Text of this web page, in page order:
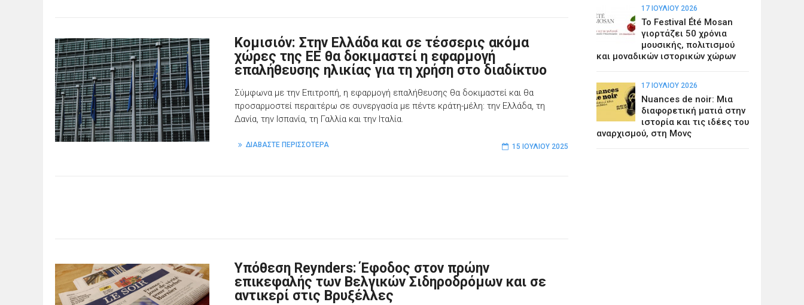
Κομισιόν: Στην Ελλάδα και σε τέσσερις ακόμα
χώρες της ΕΕ θα δοκιμαστεί η εφαρμογή
επαλήθευσης ηλικίας για τη χρήση στο διαδίκτυο
Σύμφωνα με την Επιτροπή, η εφαρμογή επαλήθευσης θα δοκιμαστεί και θα
προσαρμοστεί περαιτέρω σε συνεργασία με πέντε κράτη-μέλη: την Ελλάδα, τη
Δανία, την Ισπανία, τη Γαλλία και την Ιταλία.
ΔΙΑΒΑΣΤΕ ΠΕΡΙΣΣΟΤΕΡΑ 15 ΙΟΥΛΊΟΥ 2025
Υπόθεση Reynders: Έφοδος στον πρώην
επικεφαλής των Βελγικών Σιδηροδρόμων και σε
αντικερί στις Βρυξέλλες
17 ΙΟΥΛΊΟΥ 2026
Το Festival Été Mosan
γιορτάζει 50 χρόνια
μουσικής, πολιτισμού
και μοναδικών ιστορικών χώρων
17 ΙΟΥΛΊΟΥ 2026
Nuances de noir: Μια
διαφορετική ματιά στην
ιστορία και τις ιδέες του
αναρχισμού, στη Μονς